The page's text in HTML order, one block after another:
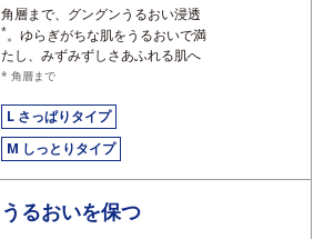
角層まで、グングンうるおい浸透
*。ゆらぎがちな肌をうるおいで満
たし、みずみずしさあふれる肌へ
* 角層まで
L さっぱりタイプ
M しっとりタイプ
うるおいを保つ